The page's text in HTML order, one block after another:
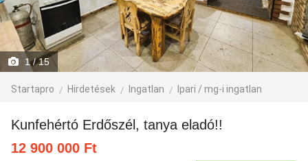
1/ 15
Startapro Hirdetések Ingatlan Ipari / mg-i ingatlan
Kunfehértó Erdőszél, tanya eladó!!
12 900 000 Ft